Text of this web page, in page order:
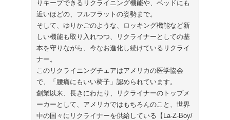
りキープできるリクライニング機能や、ベッドにも
近いほどの、フルフラットの姿勢まで。
そして、ゆりかごのような、ロッキング機能など新
しい機能も取り入れつつ、リクライナーとしての基
本を守りながら、今なお進化し続けているリクライ
ナー。
このリクライニングチェアはアメリカの医学協会
で、「腰痛にもいい椅子」認められています。
創業以来、長きにわたり、リクライナーのトップメ
ーカーとして、アメリカではもちろんのこと、世界
中の国々にリクライナーを供給している【La-Z-Boy/